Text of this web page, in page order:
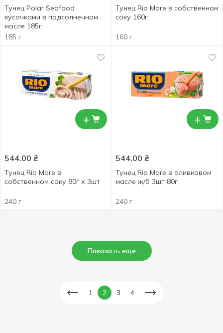
Тунец Polar Seafood
кусочками в подсолнечном
масле 185г
185 г
Тунец Rio Mare в собственном
соку 160г
160 г
+
544.00 ₴
Тунец Rio Mare в
собственном соку 80г х 3шт
240 г
+
544.00 ₴
Тунец Rio Mare в оливковом
масле ж/б 3шт 80г
240 г
Показать еще
1 2 3 4